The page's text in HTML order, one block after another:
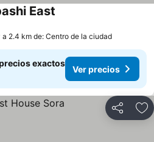
East
a 2.4 km de: Centro de la ciudad
exactos
Ver precios
Compartir